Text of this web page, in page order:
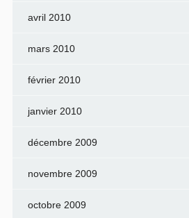
avril 2010
mars 2010
février 2010
janvier 2010
décembre 2009
novembre 2009
octobre 2009